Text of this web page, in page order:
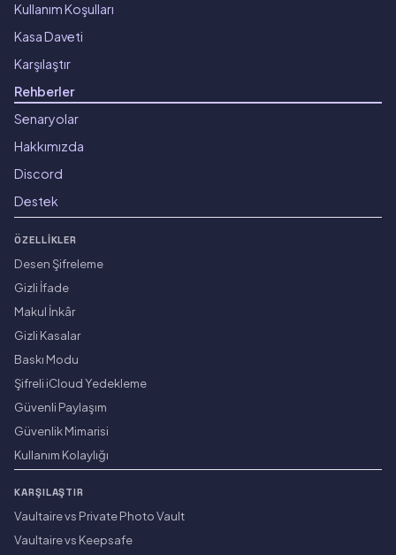
Kullanım Koşulları
Kasa Daveti
Karşılaştır
Rehberler
Senaryolar
Hakkımızda
Discord
Destek
ÖZELLIKLER
Desen Şifreleme
Gizli İfade
Makul İnkâr
Gizli Kasalar
Baskı Modu
Şifreli iCloud Yedekleme
Güvenli Paylaşım
Güvenlik Mimarisi
Kullanım Kolaylığı
KARŞILAŞTIR
Vaultaire vs Private Photo Vault
Vaultaire vs Keepsafe